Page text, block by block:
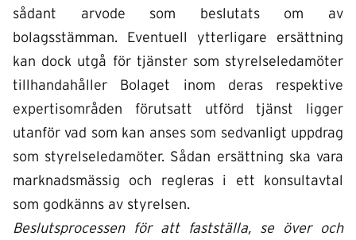
sådant arvode som beslutats om av
bolagsstämman. Eventuell ytterligare ersättning
kan dock utgå för tjänster som styrelseledamöter
tillhandahåller Bolaget inom deras respektive
expertisområden förutsatt utförd tjänst ligger
utanför vad som kan anses som sedvanligt uppdrag
som styrelseledamöter. Sådan ersättning ska vara
marknadsmässig och regleras i ett konsultavtal
som godkänns av styrelsen.
Beslutsprocessen för att fastställa, se över och